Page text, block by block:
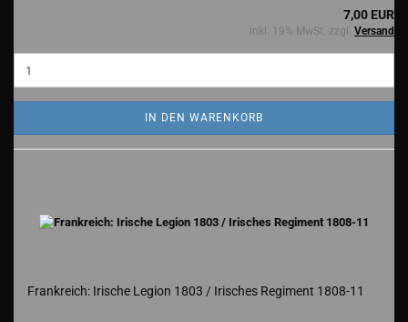
7,00 EUR
inkl. 19% MwSt. zzgl. Versand
IN DEN WARENKORB
Frankreich: Irische Legion 1803 / Irisches Regiment 1808-11